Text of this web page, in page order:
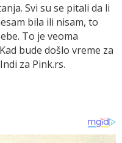
Svi su se pitali da li
bila ili nisam, to
To je veoma
bude došlo vreme za
za Pink.rs.